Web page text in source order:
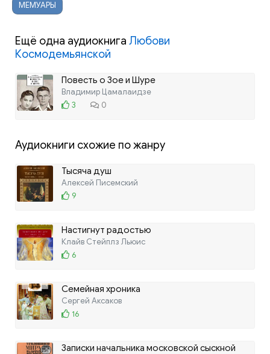
МЕМУАРЫ
Ещё одна аудиокнига Любови
Космодемьянской
Повесть о Зое и Шуре
Владимир Цамалаидзе
3
0
Аудиокниги схожие по жанру
Тысяча душ
Алексей Писемский
9
Настигнут радостью
Клайв Стейплз Льюис
6
Семейная хроника
Сергей Аксаков
16
Записки начальника московской сыскной